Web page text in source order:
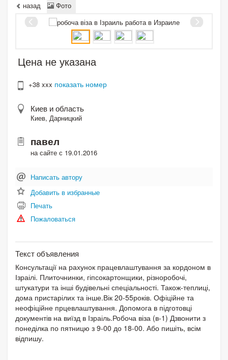
назад Фото
Цена не указана
+38 xxx показать номер
Киев и область
Киев, Дарницкий
павел
на сайте с 19.01.2016
Написать автору
Добавить в избранные
Печать
Пожаловаться
Текст объявления
Консультації на рахунок працевлаштування за кордоном в
Ізраілі. Плиточнинки, гіпсокартонщики, різноробочі,
штукатури та інші будівельні спеціальності. Також-теплиці,
дома пристарілих та інше.Вік 20-55років. Офіційне та
неофіційне прцевлаштування. Допомога в підготовці
документів на виїзд в Ізраіль.Робоча віза (в-1) Дзвонити з
понеділка по пятницю з 9-00 до 18-00. Або пишіть, всім
відпишу.